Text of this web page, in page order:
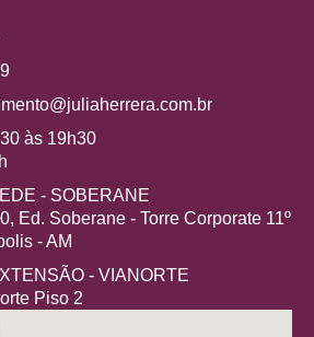
às 19h30
- SOBERANE
Ed. Soberane - Torre Corporate 11º
- AM
- VIANORTE
Piso 2